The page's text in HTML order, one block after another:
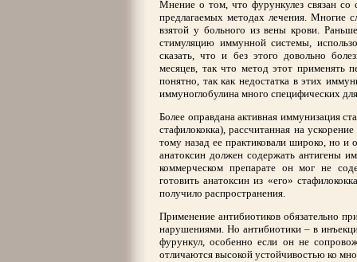
Мнение о том, что фурункулез связан
предлагаемых методах лечения. Многие
взятой у больного из вены крови.
стимуляцию иммунной системы,
сказать, что и без этого довольно
месяцев, так что метод этот применять
понятно, так как недостатка в этих
иммуноглобулина много специфических
Более оправдана активная иммунизация
стафилококка), рассчитанная на
тому назад ее практиковали широко, но и
анатоксин должен содержать антигены
коммерческом препарате он мог не
готовить анатоксин из «его»
получило распространения.
Применение антибиотиков обязательно
нарушениями. Но антибиотики – в
фурункул, особенно если он не
отличаются высокой устойчивостью ко